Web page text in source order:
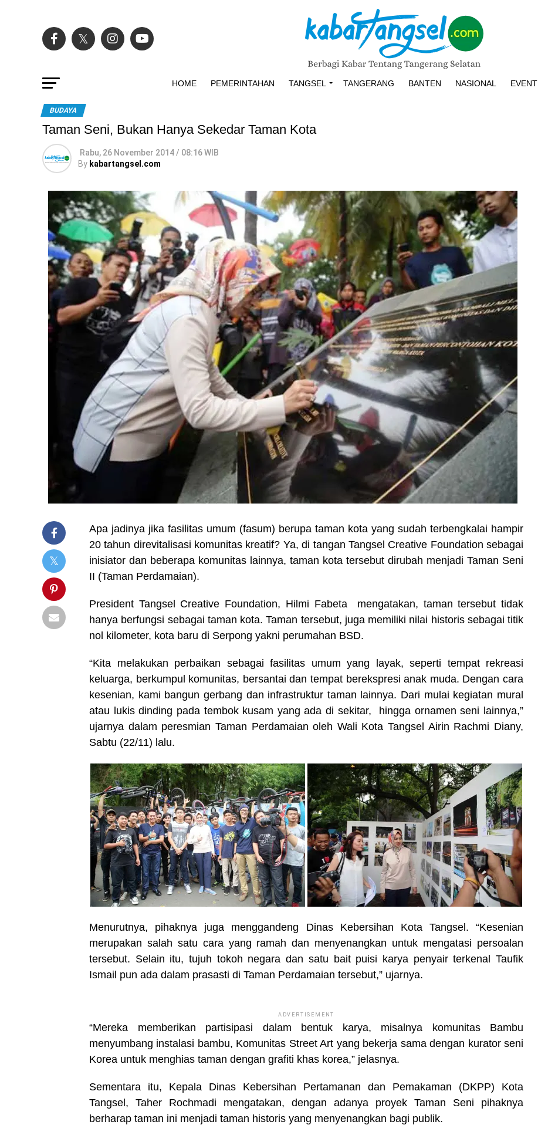
HOME PEMERINTAHAN TANGSEL TANGERANG BANTEN NASIONAL EVENT
BUDAYA
Taman Seni, Bukan Hanya Sekedar Taman Kota
Rabu, 26 November 2014 / 08:16 WIB
By kabartangsel.com
Apa jadinya jika fasilitas umum (fasum) berupa taman kota yang sudah terbengkalai hampir
20 tahun direvitalisasi komunitas kreatif? Ya, di tangan Tangsel Creative Foundation sebagai
inisiator dan beberapa komunitas lainnya, taman kota tersebut dirubah menjadi Taman Seni
II (Taman Perdamaian).
President Tangsel Creative Foundation, Hilmi Fabeta mengatakan, taman tersebut tidak
hanya berfungsi sebagai taman kota. Taman tersebut, juga memiliki nilai historis sebagai titik
nol kilometer, kota baru di Serpong yakni perumahan BSD.
“Kita melakukan perbaikan sebagai fasilitas umum yang layak, seperti tempat rekreasi
keluarga, berkumpul komunitas, bersantai dan tempat berekspresi anak muda. Dengan cara
kesenian, kami bangun gerbang dan infrastruktur taman lainnya. Dari mulai kegiatan mural
atau lukis dinding pada tembok kusam yang ada di sekitar, hingga ornamen seni lainnya,”
ujarnya dalam peresmian Taman Perdamaian oleh Wali Kota Tangsel Airin Rachmi Diany,
Sabtu (22/11) lalu.
Menurutnya, pihaknya juga menggandeng Dinas Kebersihan Kota Tangsel. “Kesenian
merupakan salah satu cara yang ramah dan menyenangkan untuk mengatasi persoalan
tersebut. Selain itu, tujuh tokoh negara dan satu bait puisi karya penyair terkenal Taufik
Ismail pun ada dalam prasasti di Taman Perdamaian tersebut,” ujarnya.
ADVERTISEMENT
“Mereka memberikan partisipasi dalam bentuk karya, misalnya komunitas Bambu
menyumbang instalasi bambu, Komunitas Street Art yang bekerja sama dengan kurator seni
Korea untuk menghias taman dengan grafiti khas korea,” jelasnya.
Sementara itu, Kepala Dinas Kebersihan Pertamanan dan Pemakaman (DKPP) Kota
Tangsel, Taher Rochmadi mengatakan, dengan adanya proyek Taman Seni pihaknya
berharap taman ini menjadi taman historis yang menyenangkan bagi publik.